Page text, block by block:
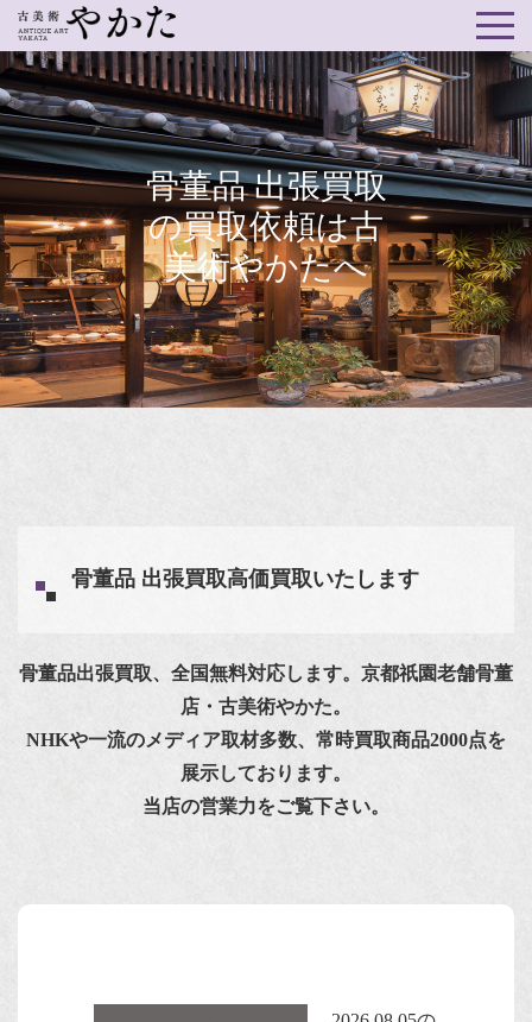
骨董品 出張買取
の買取依頼は古
美術やかたへ
骨董品 出張買取高価買取いたします
骨董品出張買取、全国無料対応します。京都祇園老舗骨董
店・古美術やかた。
NHKや一流のメディア取材多数、常時買取商品2000点を
展示しております。
当店の営業力をご覧下さい。